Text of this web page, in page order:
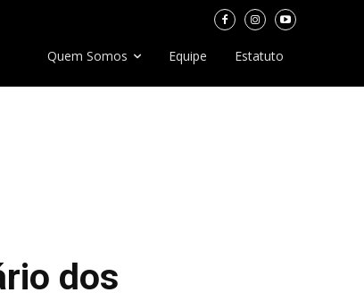
Quem Somos Equipe Estatuto
dos